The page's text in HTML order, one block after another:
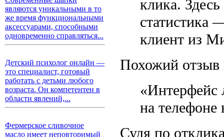
являются уникальными в то
же время функциональными
аксессуарами, способными
одновременно справляться...
Детский психолог онлайн —
это специалист, готовый
работать с детьми любого
возраста. Он компетентен в
области явлений,...
Фермерское сливочное
масло имеет неповторимый
клика.
статистика
клиент из
Похожий отзыв
«Интерфейс
на телефоне
Судя по